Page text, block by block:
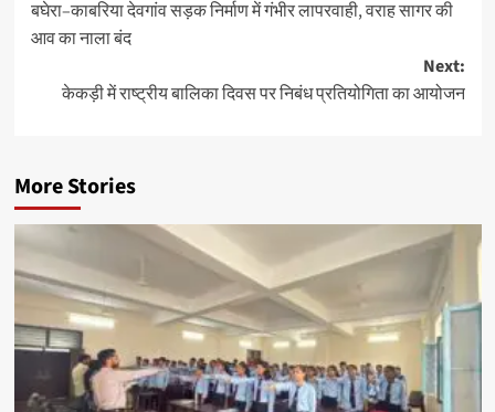
बघेरा–काबरिया देवगांव सड़क निर्माण में गंभीर लापरवाही, वराह सागर की
आव का नाला बंद
Next:
केकड़ी में राष्ट्रीय बालिका दिवस पर निबंध प्रतियोगिता का आयोजन
More Stories